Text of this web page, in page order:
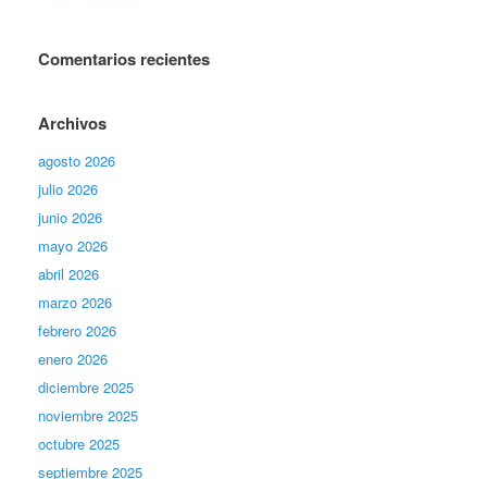
Comentarios recientes
Archivos
agosto 2026
julio 2026
junio 2026
mayo 2026
abril 2026
marzo 2026
febrero 2026
enero 2026
diciembre 2025
noviembre 2025
octubre 2025
septiembre 2025